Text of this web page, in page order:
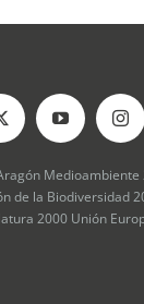
Medioambiente
de la Biodiversidad
2000 Unión